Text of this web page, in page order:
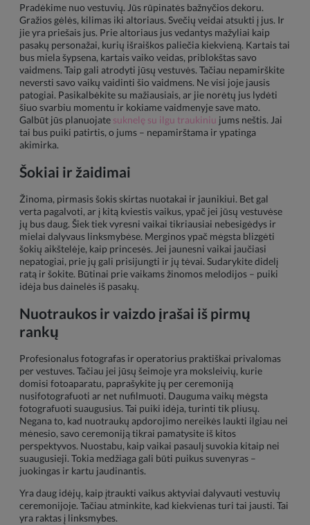
Pradėkime nuo vestuvių. Jūs rūpinatės bažnyčios dekoru.
Gražios gėlės, kilimas iki altoriaus. Svečių veidai atsukti į jus. Ir
jie yra priešais jus. Prie altoriaus jus vedantys mažyliai kaip
pasakų personažai, kurių išraiškos paliečia kiekvieną. Kartais tai
bus miela šypsena, kartais vaiko veidas, priblokštas savo
vaidmens. Taip gali atrodyti jūsų vestuvės. Tačiau nepamirškite
neversti savo vaikų vaidinti šio vaidmens. Ne visi joje jausis
patogiai. Pasikalbėkite su mažiausiais, ar jie norėtų jus lydėti
šiuo svarbiu momentu ir kokiame vaidmenyje save mato.
Galbūt jūs planuojate suknelę su ilgu traukiniu jums neštis. Jai
tai bus puiki patirtis, o jums – nepamirštama ir ypatinga
akimirka.
Šokiai ir žaidimai
Žinoma, pirmasis šokis skirtas nuotakai ir jaunikiui. Bet gal
verta pagalvoti, ar į kitą kviestis vaikus, ypač jei jūsų vestuvėse
jų bus daug. Šiek tiek vyresni vaikai tikriausiai nebesigėdys ir
mielai dalyvaus linksmybėse. Merginos ypač mėgsta blizgėti
šokių aikštelėje, kaip princesės. Jei jaunesni vaikai jaučiasi
nepatogiai, prie jų gali prisijungti ir jų tėvai. Sudarykite didelį
ratą ir šokite. Būtinai prie vaikams žinomos melodijos – puiki
idėja bus dainelės iš pasakų.
Nuotraukos ir vaizdo įrašai iš pirmų
rankų
Profesionalus fotografas ir operatorius praktiškai privalomas
per vestuves. Tačiau jei jūsų šeimoje yra moksleivių, kurie
domisi fotoaparatu, paprašykite jų per ceremoniją
nusifotografuoti ar net nufilmuoti. Dauguma vaikų mėgsta
fotografuoti suaugusius. Tai puiki idėja, turinti tik pliusų.
Negana to, kad nuotraukų apdorojimo nereikės laukti ilgiau nei
mėnesio, savo ceremoniją tikrai pamatysite iš kitos
perspektyvos. Nuostabu, kaip vaikai pasaulį suvokia kitaip nei
suaugusieji. Tokia medžiaga gali būti puikus suvenyras –
juokingas ir kartu jaudinantis.
Yra daug idėjų, kaip įtraukti vaikus aktyviai dalyvauti vestuvių
ceremonijoje. Tačiau atminkite, kad kiekvienas turi tai jausti. Tai
yra raktas į linksmybes.